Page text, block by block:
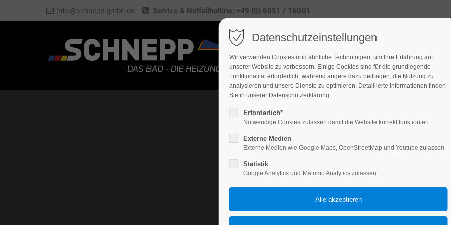
info@schnepp-gmbh.de Service & Notfallhotline: +49 (0) 6051 / 16001
HOME DAS BAD
Datenschutzeinstellungen
Wir verwenden Cookies und ähnliche Technologien, um Ihre Erfahrung auf
unserer Website zu verbessern. Einige Cookies sind für die grundlegende
Funktionalität erforderlich, während andere dazu beitragen, die Nutzung zu
analysieren und unsere Dienste zu optimieren. Detaillierte Informationen finden
Sie in unserer Datenschutzerklärung.
Erforderlich*
Notwendige Cookies zulassen damit die Website korrekt funktioniert
Externe Medien
Externe Medien wie Google Maps, OpenStreetMap und Youtube zulassen
Statistik
Google Analytics und Matomo Analytics zulassen